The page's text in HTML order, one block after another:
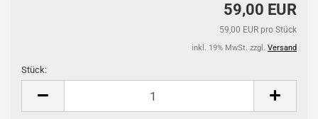
59,00 EUR
59,00 EUR pro Stück
inkl. 19% MwSt. zzgl. Versand
Stück: